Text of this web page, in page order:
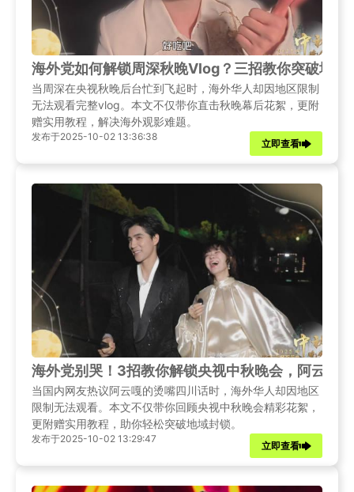
海外党如何解锁周深秋晚Vlog？三招教你突破地区
当周深在央视秋晚后台忙到飞起时，海外华人却因地区限制
无法观看完整vlog。本文不仅带你直击秋晚幕后花絮，更附
赠实用教程，解决海外观影难题。
发布于2025-10-02 13:36:38
立即查看
海外党别哭！3招教你解锁央视中秋晚会，阿云嘎
当国内网友热议阿云嘎的烫嘴四川话时，海外华人却因地区
限制无法观看。本文不仅带你回顾央视中秋晚会精彩花絮，
更附赠实用教程，助你轻松突破地域封锁。
发布于2025-10-02 13:29:47
立即查看